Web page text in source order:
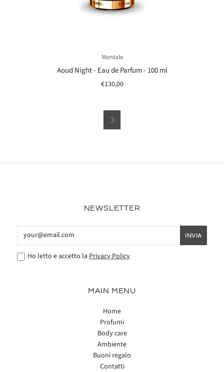
Montale
Aoud Night - Eau de Parfum - 100 ml
€130,00

NEWSLETTER
Ho letto e accetto la Privacy Policy
MAIN MENU
Home
Profumi
Body care
Ambiente
Buoni regalo
Contatti